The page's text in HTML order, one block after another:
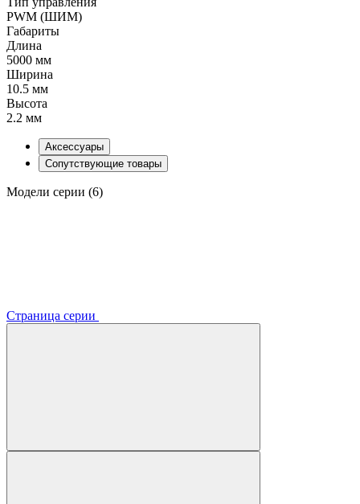
PWM (ШИМ)
Габариты
Длина
5000 мм
Ширина
10.5 мм
Высота
2.2 мм
Аксессуары
Сопутствующие товары
Модели серии (6)
Страница серии